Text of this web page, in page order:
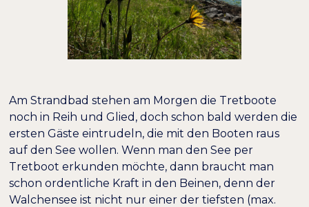
Am Strandbad stehen am Morgen die Tretboote
noch in Reih und Glied, doch schon bald werden die
ersten Gäste eintrudeln, die mit den Booten raus
auf den See wollen. Wenn man den See per
Tretboot erkunden möchte, dann braucht man
schon ordentliche Kraft in den Beinen, denn der
Walchensee ist nicht nur einer der tiefsten (max.